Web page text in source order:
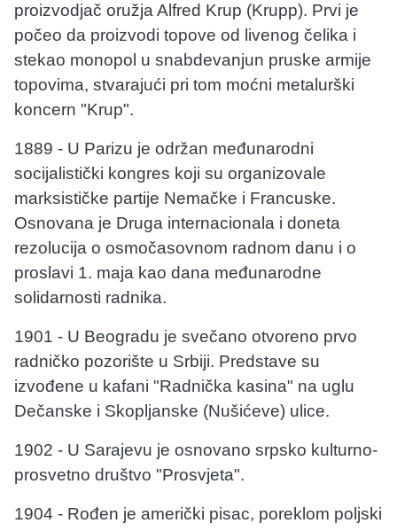
proizvodjač oružja Alfred Krup (Krupp). Prvi je
počeo da proizvodi topove od livenog čelika i
stekao monopol u snabdevanjun pruske armije
topovima, stvarajući pri tom moćni metalurški
koncern "Krup".
1889 - U Parizu je održan međunarodni
socijalistički kongres koji su organizovale
marksističke partije Nemačke i Francuske.
Osnovana je Druga internacionala i doneta
rezolucija o osmočasovnom radnom danu i o
proslavi 1. maja kao dana međunarodne
solidarnosti radnika.
1901 - U Beogradu je svečano otvoreno prvo
radničko pozorište u Srbiji. Predstave su
izvođene u kafani "Radnička kasina" na uglu
Dečanske i Skopljanske (Nušićeve) ulice.
1902 - U Sarajevu je osnovano srpsko kulturno-
prosvetno društvo "Prosvjeta".
1904 - Rođen je američki pisac, poreklom poljski